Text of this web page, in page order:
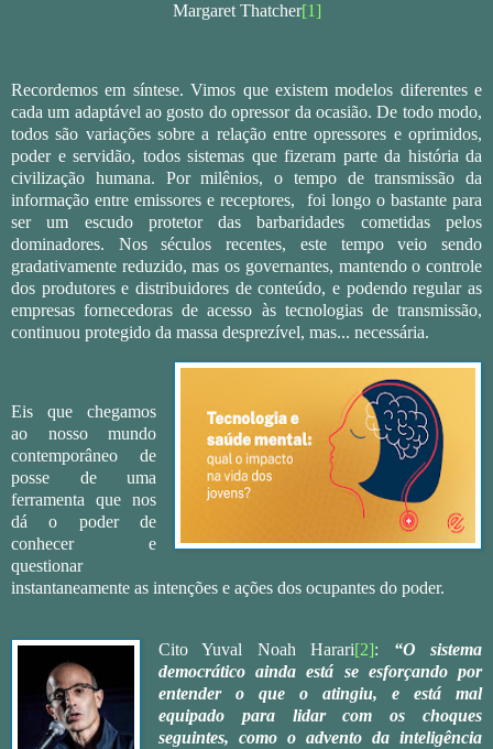
Margaret Thatcher[1]
Recordemos em síntese. Vimos que existem modelos diferentes e
cada um adaptável ao gosto do opressor da ocasião. De todo modo,
todos são variações sobre a relação entre opressores e oprimidos,
poder e servidão, todos sistemas que fizeram parte da história da
civilização humana. Por milênios, o tempo de transmissão da
informação entre emissores e receptores,
foi longo o bastante para
ser um escudo protetor das barbaridades cometidas pelos
dominadores. Nos séculos recentes, este tempo veio sendo
gradativamente reduzido, mas os governantes, mantendo o controle
dos produtores e distribuidores de conteúdo, e podendo regular as
empresas fornecedoras de acesso às tecnologias de transmissão,
continuou protegido da massa desprezível, mas... necessária.
Eis que chegamos
ao nosso mundo
contemporâneo de
posse de uma
ferramenta que nos
dá o poder de
conhecer e
questionar
instantaneamente as intenções e ações dos ocupantes do poder.
Cito Yuval Noah Harari[2]: “O sistema
democrático ainda está se esforçando por
entender o que o atingiu, e está mal
equipado para lidar com os choques
seguintes, como o advento da inteligência